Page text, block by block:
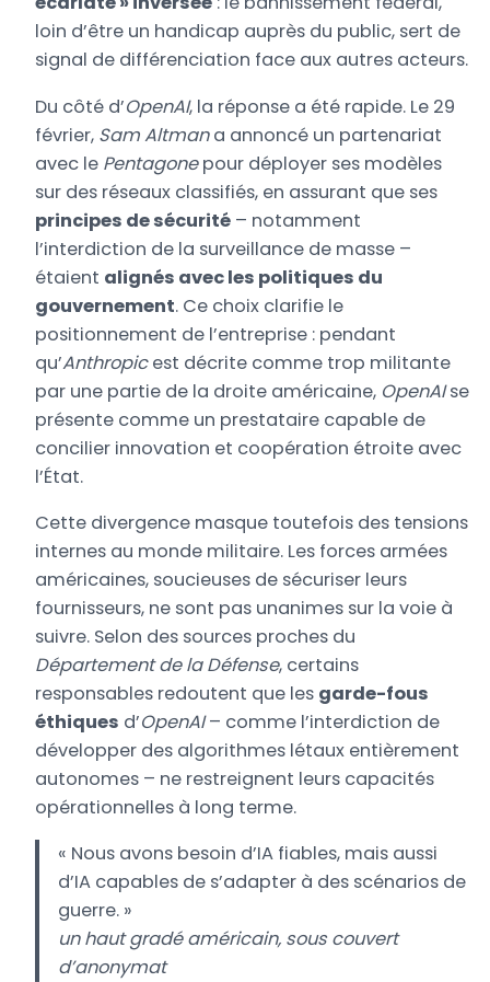
loin d’être un handicap auprès du public, sert de
signal de différenciation face aux autres acteurs.
Du côté d’OpenAI, la réponse a été rapide. Le 29
février, Sam Altmana annoncé un partenariat
avec le Pentagonepour déployer ses modèles
sur des réseaux classifiés, en assurant que ses
principes de sécurité – notamment
l’interdiction de la surveillance de masse –
étaient alignés avec les politiques du
gouvernement. Ce choix clarifie le
positionnement de l’entreprise : pendant
qu’Anthropicest décrite comme trop militante
par une partie de la droite américaine, OpenAIse
présente comme un prestataire capable de
concilier innovation et coopération étroite avec
l’État.
Cette divergence masque toutefois des tensions
internes au monde militaire. Les forces armées
américaines, soucieuses de sécuriser leurs
fournisseurs, ne sont pas unanimes sur la voie à
suivre. Selon des sources proches du
Département de la Défense, certains
responsables redoutent que les garde-fous
éthiques d’OpenAI– comme l’interdiction de
développer des algorithmes létaux entièrement
autonomes – ne restreignent leurs capacités
opérationnelles à long terme.
« Nous avons besoin d’IA fiables, mais aussi
d’IA capables de s’adapter à des scénarios de
guerre. »
un haut gradé américain, sous couvert
d’anonymat